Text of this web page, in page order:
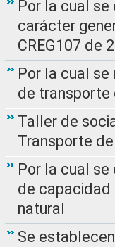
Por la cual
carácter
CREG107 de
Por la cual
de transporte
Taller de
Transporte
Por la cual
de capacidad
natural
Se